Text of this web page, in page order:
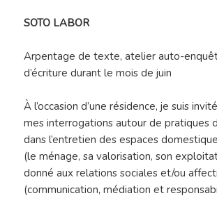
SOTO LABOR
Arpentage de texte, atelier auto-
d’écriture durant le mois de juin
À l’occasion d’une résidence, je suis
mes interrogations autour de pratiques
dans l’entretien des espaces
(le ménage, sa valorisation, son
donné aux relations sociales et/ou
(communication, médiation et